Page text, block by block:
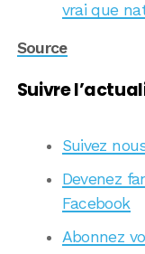
vrai que
Source
Suivre
Suivez
Devenez
Facebook
Abonnez